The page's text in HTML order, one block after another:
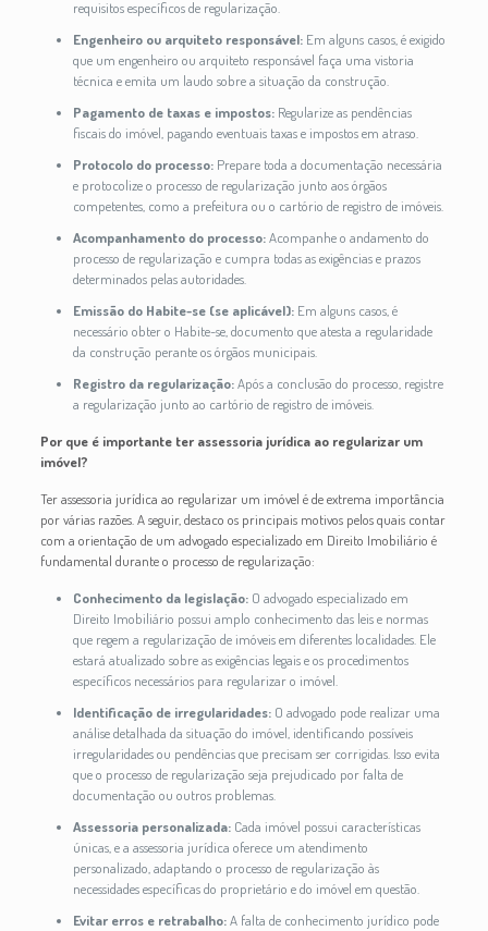
requisitos específicos de regularização.
Engenheiro ou arquiteto responsável: Em alguns casos, é exigido
que um engenheiro ou arquiteto responsável faça uma vistoria
técnica e emita um laudo sobre a situação da construção.
Pagamento de taxas e impostos: Regularize as pendências
fiscais do imóvel, pagando eventuais taxas e impostos em atraso.
Protocolo do processo: Prepare toda a documentação necessária
e protocolize o processo de regularização junto aos órgãos
competentes, como a prefeitura ou o cartório de registro de imóveis.
Acompanhamento do processo:Acompanhe o andamento do
processo de regularização e cumpra todas as exigências e prazos
determinados pelas autoridades.
Emissão do Habite-se (se aplicável): Em alguns casos, é
necessário obter o Habite-se, documento que atesta a regularidade
da construção perante os órgãos municipais.
Registro da regularização:Após a conclusão do processo, registre
a regularização junto ao cartório de registro de imóveis.
Por que é importante ter assessoria jurídica ao regularizar um
imóvel?
Ter assessoria jurídica ao regularizar um imóvel é de extrema importância
por várias razões. A seguir, destaco os principais motivos pelos quais contar
com a orientação de um advogado especializado em Direito Imobiliário é
fundamental durante o processo de regularização:
Conhecimento da legislação: O advogado especializado em
Direito Imobiliário possui amplo conhecimento das leis e normas
que regem a regularização de imóveis em diferentes localidades. Ele
estará atualizado sobre as exigências legais e os procedimentos
específicos necessários para regularizar o imóvel.
Identificação de irregularidades: O advogado pode realizar uma
análise detalhada da situação do imóvel, identificando possíveis
irregularidades ou pendências que precisam ser corrigidas. Isso evita
que o processo de regularização seja prejudicado por falta de
documentação ou outros problemas.
Assessoria personalizada: Cada imóvel possui características
únicas, e a assessoria jurídica oferece um atendimento
personalizado, adaptando o processo de regularização às
necessidades específicas do proprietário e do imóvel em questão.
Evitar erros e retrabalho:A falta de conhecimento jurídico pode